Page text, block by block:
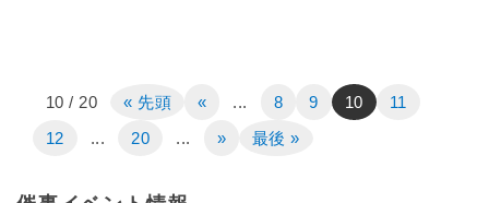
10 / 20 « 先頭 « ... 8 9 10
11
12
... 20 ... » 最後 »